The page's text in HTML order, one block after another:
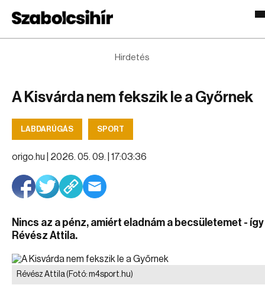
Hirdetés
A Kisvárda nem fekszik le a Győrnek
LABDARÚGÁS SPORT
origo.hu | 2026. 05. 09. | 17:03:36
Nincs az a pénz, amiért eladnám a becsületemet - így
Révész Attila.
Révész Attila(Fotó: m4sport.hu)